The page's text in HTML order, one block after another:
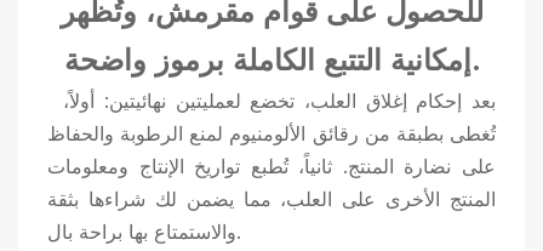
للحصول على قوام مقرمش، وتُظهر
إمكانية التتبع الكاملة برموز واضحة.
بعد إحكام إغلاق العلب، تخضع لعمليتين نهائيتين: أولاً،
تُغطى بطبقة من رقائق الألومنيوم لمنع الرطوبة والحفاظ
على نضارة المنتج. ثانياً، تُطبع تواريخ الإنتاج ومعلومات
المنتج الأخرى على العلب، مما يضمن لك شراءها بثقة
والاستمتاع بها براحة بال.